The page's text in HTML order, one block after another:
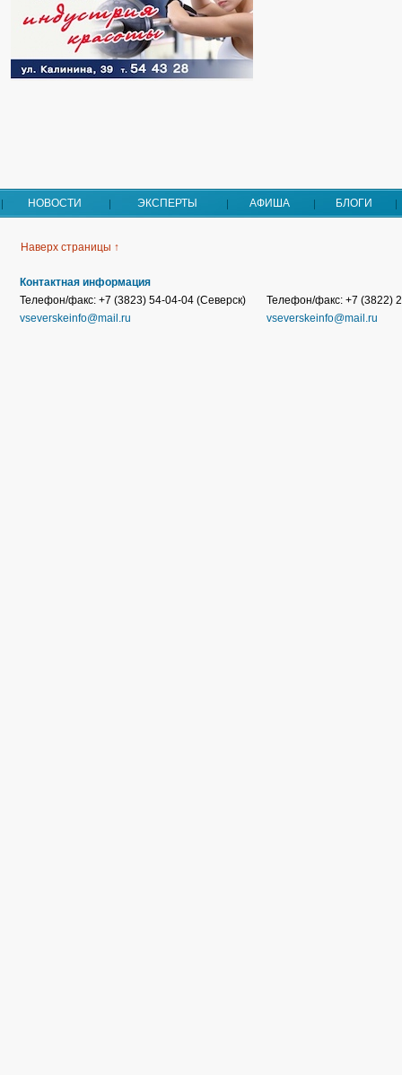
НОВОСТИ ЭКСПЕРТЫ АФИША БЛОГИ
Наверх страницы ↑
Контактная информация
Телефон/факс: +7 (3823) 54-04-04 (Северск)
vseverskeinfo@mail.ru
Телефон/факс: +7 (3822)
vseverskeinfo@mail.ru